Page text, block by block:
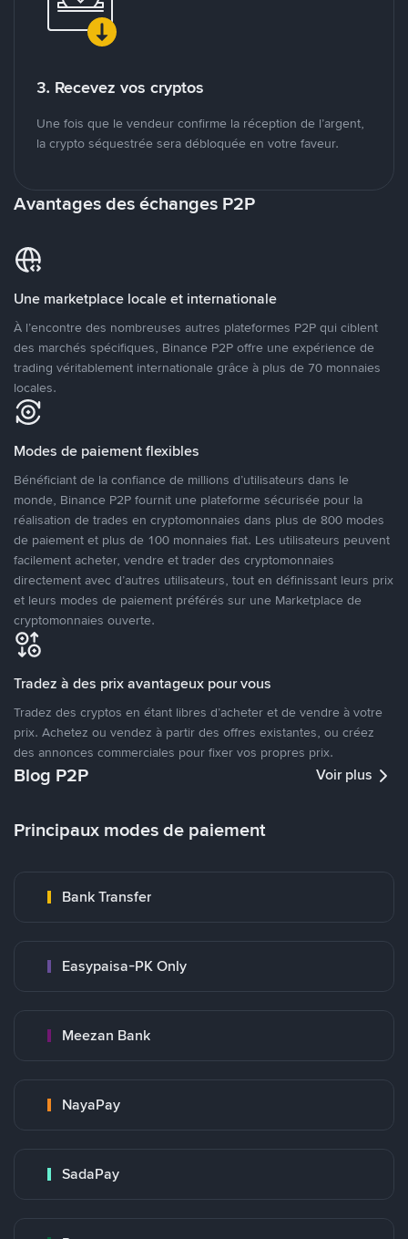
3. Recevez vos cryptos
Une fois que le vendeur confirme la réception de l’argent,
la crypto séquestrée sera débloquée en votre faveur.
Avantages des échanges P2P
Une marketplace locale et internationale
À l’encontre des nombreuses autres plateformes P2P qui ciblent
des marchés spécifiques, Binance P2P offre une expérience de
trading véritablement internationale grâce à plus de 70 monnaies
locales.
Modes de paiement flexibles
Bénéficiant de la confiance de millions d’utilisateurs dans le
monde, Binance P2P fournit une plateforme sécurisée pour la
réalisation de trades en cryptomonnaies dans plus de 800 modes
de paiement et plus de 100 monnaies fiat. Les utilisateurs peuvent
facilement acheter, vendre et trader des cryptomonnaies
directement avec d’autres utilisateurs, tout en définissant leurs prix
et leurs modes de paiement préférés sur une Marketplace de
cryptomonnaies ouverte.
Tradez à des prix avantageux pour vous
Tradez des cryptos en étant libres d’acheter et de vendre à votre
prix. Achetez ou vendez à partir des offres existantes, ou créez
des annonces commerciales pour fixer vos propres prix.
Blog P2P Voir plus
Principaux modes de paiement
Bank Transfer
Easypaisa-PK Only
Meezan Bank
NayaPay
SadaPay